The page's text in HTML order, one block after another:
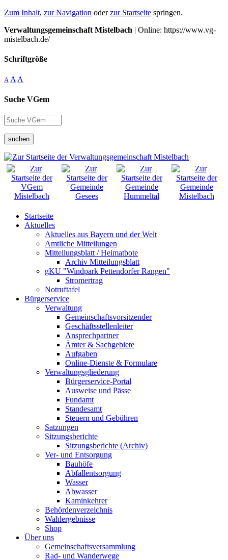
Zum Inhalt, zur Navigation oderzur Startseite springen.
Verwaltungsgemeinschaft Mistelbach | Online: https://www.vg-
mistelbach.de/
Schriftgröße
A A A
Suche VGem
suchen
Startseite
Aktuelles
Aktuelles aus Bayern und der Welt
Amtliche Mitteilungen
Mitteilungsblatt / Heimatbote
Archiv Mitteilungsblatt
gKU "Windpark Pettendorfer Rangen"
Stromertrag
Notruftafel
Bürgerservice
Verwaltung
Gemeinschaftsvorsitzender
Geschäftsstellenleiter
Ansprechpartner
Ämter & Sachgebiete
Aufgaben
Online-Dienste & Formulare
Verwaltungsgliederung
Bürgerservice-Portal
Ausweise und Pässe
Fundamt
Standesamt
Steuern und Gebühren
Satzungen
Sitzungsberichte
Sitzungsberichte (Archiv)
Ver- und Entsorgung
Bauhöfe
Abfallentsorgung
Wasser
Abwasser
Kaminkehrer
Behördenverzeichnis
Wahlergebnisse
Shop
Über uns
Gemeinschaftsversammlung
Rad- und Wanderwege